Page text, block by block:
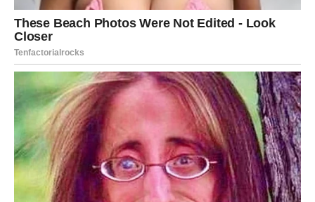
bolju ponudu,
priliku za dodatnu zaradu,
ili priznanje koje ti vraća motivaciju.
Nagrada dolazi zato što si se borio kada drugi nisu imali
hrabrosti.
Karmička poruka za Ovna:
Kada si izabrao sebe, sudbina je izabrala tebe.